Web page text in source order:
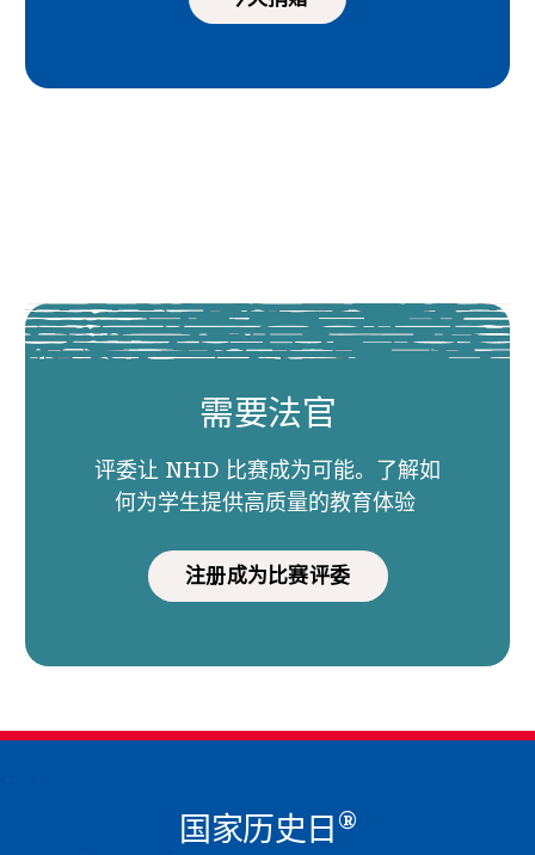
需要法官
评委让 NHD 比赛成为可能。了解如
何为学生提供高质量的教育体验
注册成为比赛评委
国家历史日 ®